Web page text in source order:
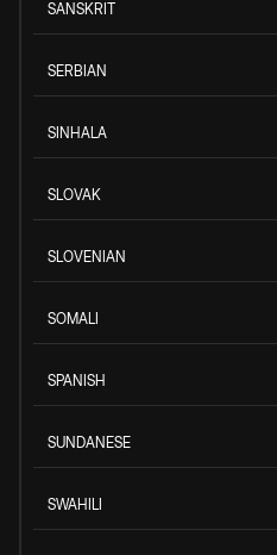
SANSKRIT
SERBIAN
SINHALA
SLOVAK
SLOVENIAN
SOMALI
SPANISH
SUNDANESE
SWAHILI